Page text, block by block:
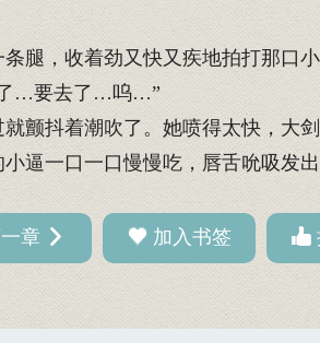
腿，收着劲又快又疾地拍打那口小
…要去了…呜…”
颤抖着潮吹了。她喷得太快，大剑
逼一口一口慢慢吃，唇舌吮吸发
章 加入书签